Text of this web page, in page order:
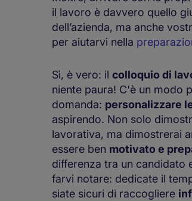
il lavoro è davvero quello
dell’azienda, ma anche
per aiutarvi nella
Sì, è vero: il colloquio di
niente paura! C'è un modo
domanda: personalizzare
aspirendo. Non solo
lavorativa, ma dimostrerai
essere ben motivato e
differenza tra un candidato
farvi notare: dedicate il
siate sicuri di raccogliere